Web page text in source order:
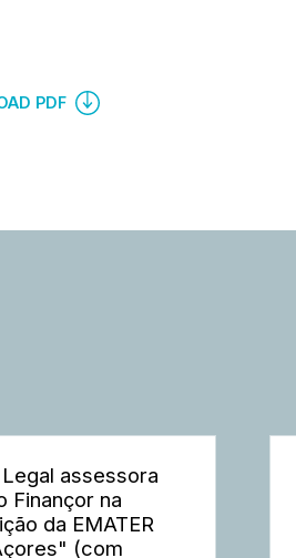
PDF
Legal assessora
Finançor na
da EMATER
(com